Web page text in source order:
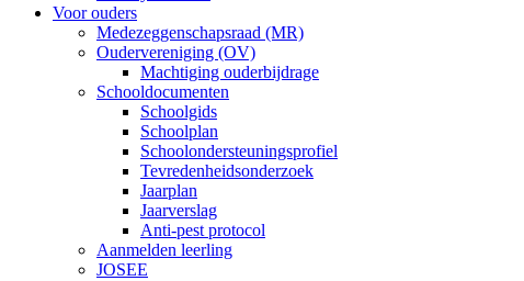
Voor ouders
Medezeggenschapsraad (MR)
Oudervereniging (OV)
Machtiging ouderbijdrage
Schooldocumenten
Schoolgids
Schoolplan
Schoolondersteuningsprofiel
Tevredenheidsonderzoek
Jaarplan
Jaarverslag
Anti-pest protocol
Aanmelden leerling
JOSEE